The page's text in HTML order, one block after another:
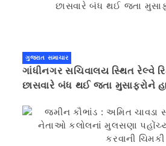
ગુજરાત સમાચાર
ગાંધીનગર સચિવાલય સ્થિત રેલ્વે
છાસવારે બંધ થઈ જતા મુસાફરોને